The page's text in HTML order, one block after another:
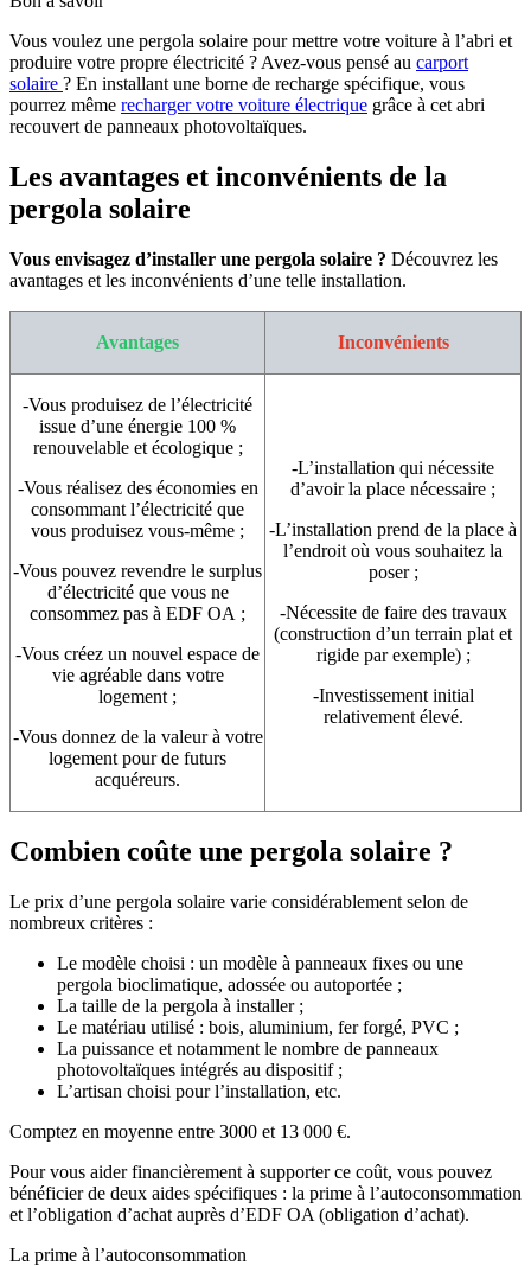
Vous voulez une pergola solaire pour mettre votre voiture à l’abri et
produire votre propre électricité ? Avez-vous pensé au carport
solaire ? En installant une borne de recharge spécifique, vous
pourrez même recharger votre voiture électrique grâce à cet abri
recouvert de panneaux photovoltaïques.
Les avantages et inconvénients de la
pergola solaire
Vous envisagez d’installer une pergola solaire ? Découvrez les
avantages et les inconvénients d’une telle installation.
Avantages Inconvénients
-Vous produisez de l’électricité
issue d’une énergie 100 %
renouvelable et écologique ;
-Vous réalisez des économies en
consommant l’électricité que
vous produisez vous-même ;
-Vous pouvez revendre le surplus
d’électricité que vous ne
consommez pas à EDF OA ;
-Vous créez un nouvel espace de
vie agréable dans votre
logement ;
-Vous donnez de la valeur à votre
logement pour de futurs
acquéreurs.
-L’installation qui nécessite
d’avoir la place nécessaire ;
-L’installation prend de la place à
l’endroit où vous souhaitez la
poser ;
-Nécessite de faire des travaux
(construction d’un terrain plat et
rigide par exemple) ;
-Investissement initial
relativement élevé.
Combien coûte une pergola solaire ?
Le prix d’une pergola solaire varie considérablement selon de
nombreux critères :
Le modèle choisi : un modèle à panneaux fixes ou une
pergola bioclimatique, adossée ou autoportée ;
La taille de la pergola à installer ;
Le matériau utilisé : bois, aluminium, fer forgé, PVC ;
La puissance et notamment le nombre de panneaux
photovoltaïques intégrés au dispositif ;
L’artisan choisi pour l’installation, etc.
Comptez en moyenne entre 3000 et 13 000 €.
Pour vous aider financièrement à supporter ce coût, vous pouvez
bénéficier de deux aides spécifiques : la prime à l’autoconsommation
et l’obligation d’achat auprès d’EDF OA (obligation d’achat).
La prime à l’autoconsommation